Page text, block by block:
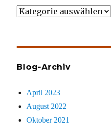
Wer
Blog-Archiv
April 2023
August 2022
Oktober 2021